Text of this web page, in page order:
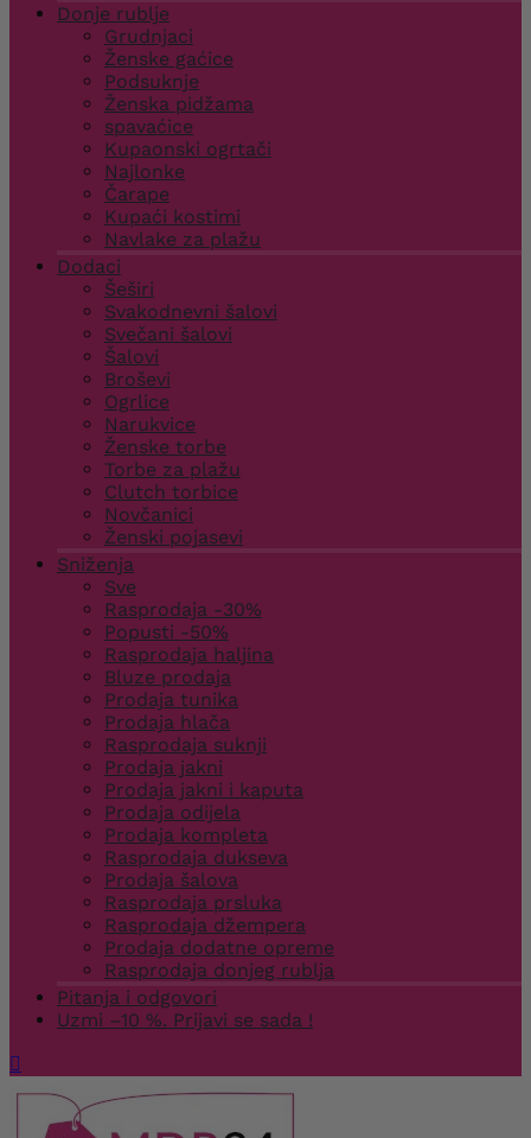
Donje rublje
Grudnjaci
Ženske gaćice
Podsuknje
Ženska pidžama
spavaćice
Kupaonski ogrtači
Najlonke
Čarape
Kupaći kostimi
Navlake za plažu
Dodaci
Šeširi
Svakodnevni šalovi
Svečani šalovi
Šalovi
Broševi
Ogrlice
Narukvice
Ženske torbe
Torbe za plažu
Clutch torbice
Novčanici
Ženski pojasevi
Sniženja
Sve
Rasprodaja -30%
Popusti -50%
Rasprodaja haljina
Bluze prodaja
Prodaja tunika
Prodaja hlača
Rasprodaja suknji
Prodaja jakni
Prodaja jakni i kaputa
Prodaja odijela
Prodaja kompleta
Rasprodaja dukseva
Prodaja šalova
Rasprodaja prsluka
Rasprodaja džempera
Prodaja dodatne opreme
Rasprodaja donjeg rublja
Pitanja i odgovori
Uzmi –10 %. Prijavi se sada !
